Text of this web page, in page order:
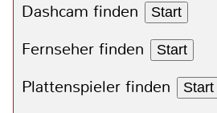
Dashcam finden Start
Fernseher finden Start
Plattenspieler finden Start